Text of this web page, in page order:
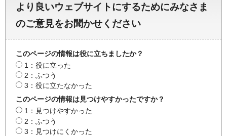
より良いウェブサイトにするためにみなさま
のご意見をお聞かせください
このページの情報は役に立ちましたか？
1：役に立った
2：ふつう
3：役に立たなかった
このページの情報は見つけやすかったですか？
1：見つけやすかった
2：ふつう
3：見つけにくかった